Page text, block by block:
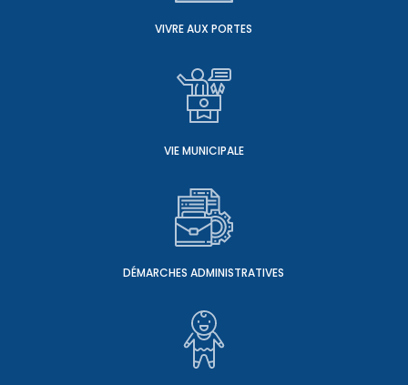
VIVRE AUX PORTES
VIE MUNICIPALE
DÉMARCHES ADMINISTRATIVES